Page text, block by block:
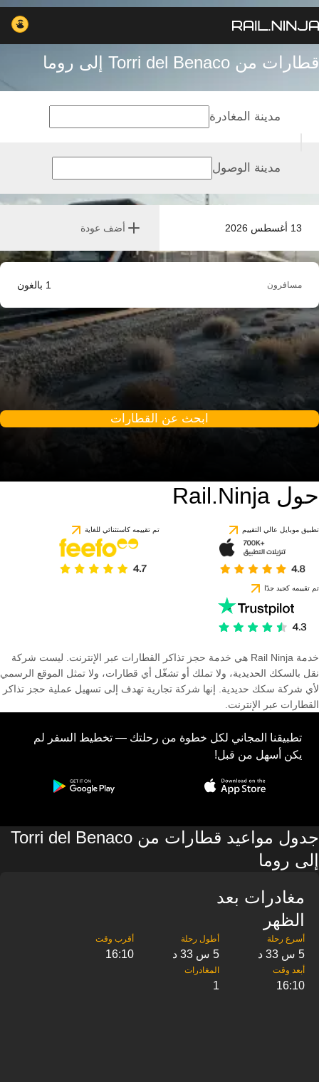
قطارات من Torri del Benaco إلى روما
13 أغسطس 2026 أضف عودة
مدينة المغادرة
مدينة الوصول
مسافرون 1 بالغون
ابحث عن القطارات
حول Rail.Ninja
تطبيق موبايل عالي التقييم تم تقييمه كاستثنائي للغاية
تم تقييمه كجيد جدًا
خدمة Rail Ninja هي خدمة حجز تذاكر القطارات عبر الإنترنت. ليست شركة
نقل بالسكك الحديدية، ولا تملك أو تشغّل أي قطارات، ولا تمثل الموقع الرسمي
لأي شركة سكك حديدية. إنها شركة تجارية تهدف إلى تسهيل عملية حجز تذاكر
القطارات عبر الإنترنت.
تطبيقنا المجاني لكل خطوة من رحلتك — تخطيط السفر لم
يكن أسهل من قبل!
جدول مواعيد قطارات من Torri del Benaco
إلى روما
مغادرات بعد
الظهر
5 س 33 د 5 س 33 د 16:10
16:10
1